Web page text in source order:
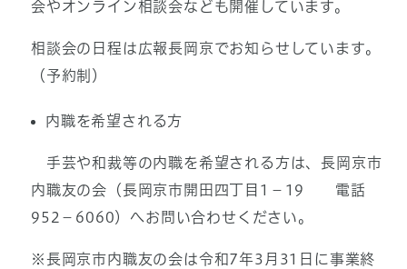
会やオンライン相談会なども開催しています。
相談会の日程は広報長岡京でお知らせしています。
（予約制）
内職を希望される方
手芸や和裁等の内職を希望される方は、長岡京市
内職友の会（長岡京市開田四丁目1－19 電話
952－6060）へお問い合わせください。
※長岡京市内職友の会は令和7年3月31日に事業終